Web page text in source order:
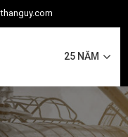
25 NĂM